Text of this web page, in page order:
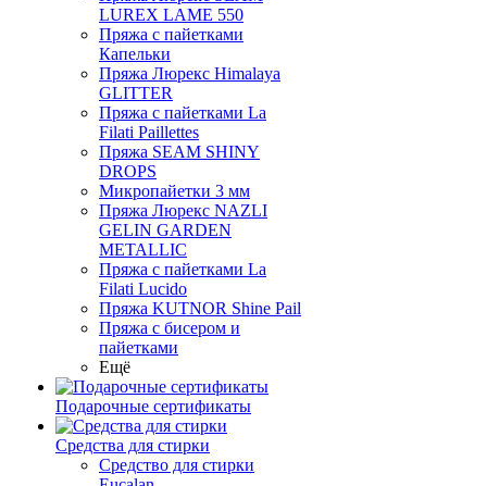
LUREX LAME 550
Пряжа с пайетками
Капельки
Пряжа Люрекс Himalaya
GLITTER
Пряжа с пайетками La
Filati Paillettes
Пряжа SEAM SHINY
DROPS
Микропайетки 3 мм
Пряжа Люрекс NAZLI
GELIN GARDEN
METALLIC
Пряжа с пайетками La
Filati Lucido
Пряжа KUTNOR Shine Pail
Пряжа с бисером и
пайетками
Ещё
Подарочные сертификаты
Средства для стирки
Средство для стирки